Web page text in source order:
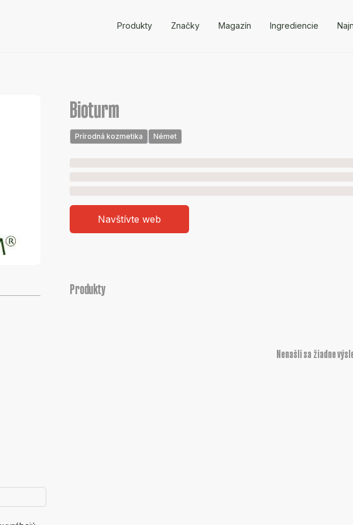
Produkty Značky Magazín Ingrediencie
Bioturm
Prírodná kozmetika Német
Navštívte web
Produkty
Nenašli sa žiadne